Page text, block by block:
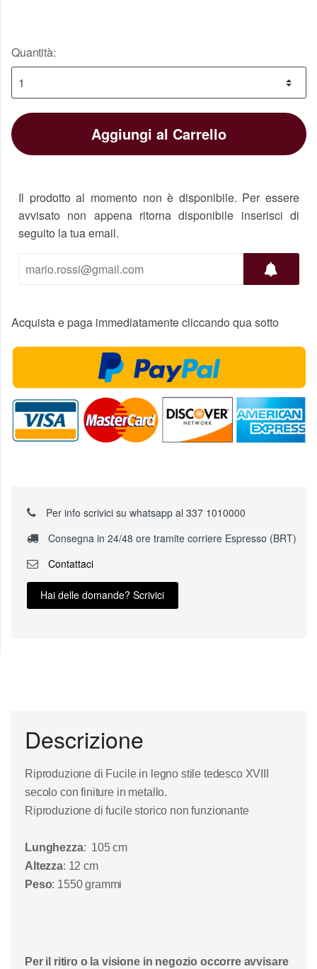
Quantità:
Aggiungi al Carrello
Il prodotto al momento non è disponibile. Per essere
avvisato non appena ritorna disponibile inserisci di
seguito la tua email.
Acquista e paga immediatamente cliccando qua sotto
Per info scrivici su whatsapp al 337 1010000
Consegna in 24/48 ore tramite corriere Espresso (BRT)
Contattaci
Hai delle domande? Scrivici
Descrizione
Riproduzione di Fucile in legno stile tedesco XVIII
secolo con finiture in metallo.
Riproduzione difucile storico non funzionante
Lunghezza: 105 cm
Altezza: 12 cm
Peso: 1550 grammi
Per il ritiro o la visione in negozio occorre avvisare